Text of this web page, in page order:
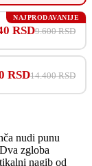
RSD9.600 RSD
NAJPRODAVANIJE
RSD14.400 RSD
nudi punu
zgloba
nagib od